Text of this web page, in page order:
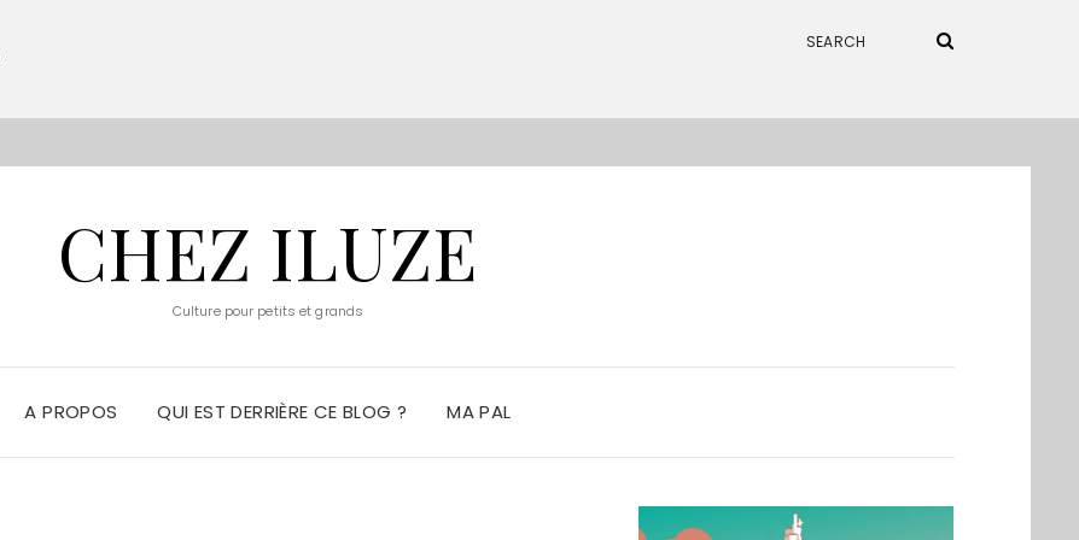
CHEZ ILUZE
Culture pour petits et grands
A PROPOS QUI EST DERRIÈRE CE BLOG ? MA PAL